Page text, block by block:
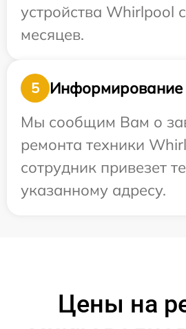
устройства Whirlpool
месяцев.
5
Информирование
Мы сообщим Вам о
ремонта техники
сотрудник привезет
указанному адресу.
Цены на